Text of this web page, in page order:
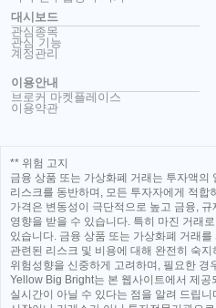
대시보드
관심종목
관심 기능
계정관리
이용안내
브로커 마켓플레이스
이용약관
** 위험 고지
금융 상품 또는 가상화폐 거래는 투자액의
리스크를 동반하며, 모든 투자자에게 적합
가격은 변동성이 극단적으로 높고 금융,
영향을 받을 수 있습니다. 특히 마진 거래
있습니다. 금융 상품 또는 가상화폐 거래
관련된 리스크 및 비용에 대해 완전히 숙
위험성향을 신중하게 고려하며, 필요한 경
Yellow Big Bright는 본 웹사이트에서 제
실시간이 아닐 수 있다는 점을 알려 드립